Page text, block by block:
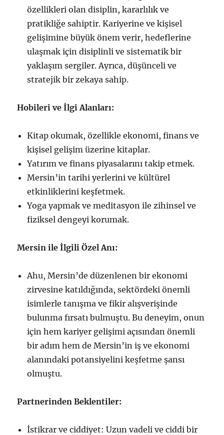
özellikleri olan disiplin, kararlılık ve
pratikliğe sahiptir. Kariyerine ve kişisel
gelişimine büyük önem verir, hedeflerine
ulaşmak için disiplinli ve sistematik bir
yaklaşım sergiler. Ayrıca, düşünceli ve
stratejik bir zekaya sahip.
Hobileri ve İlgi Alanları:
Kitap okumak, özellikle ekonomi, finans ve
kişisel gelişim üzerine kitaplar.
Yatırım ve finans piyasalarını takip etmek.
Mersin’in tarihi yerlerini ve kültürel
etkinliklerini keşfetmek.
Yoga yapmak ve meditasyon ile zihinsel ve
fiziksel dengeyi korumak.
Mersin ile İlgili Özel Anı:
Ahu, Mersin’de düzenlenen bir ekonomi
zirvesine katıldığında, sektördeki önemli
isimlerle tanışma ve fikir alışverişinde
bulunma fırsatı bulmuştu. Bu deneyim, onun
için hem kariyer gelişimi açısından önemli
bir adım hem de Mersin’in iş ve ekonomi
alanındaki potansiyelini keşfetme şansı
olmuştu.
Partnerinden Beklentiler:
İstikrar ve ciddiyet: Uzun vadeli ve ciddi bir